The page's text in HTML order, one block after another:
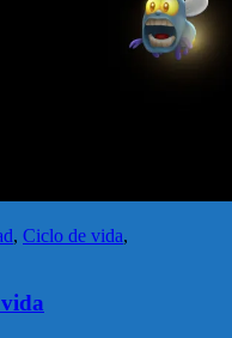
, Ciclo de vida,